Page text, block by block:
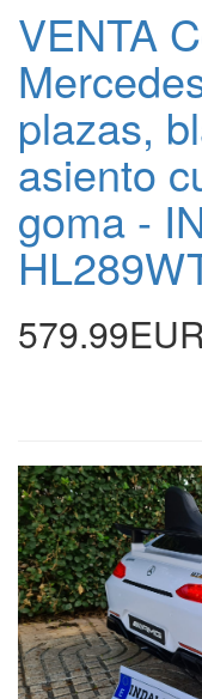
VENTA
plazas,
asiento
goma -
579.99EUR